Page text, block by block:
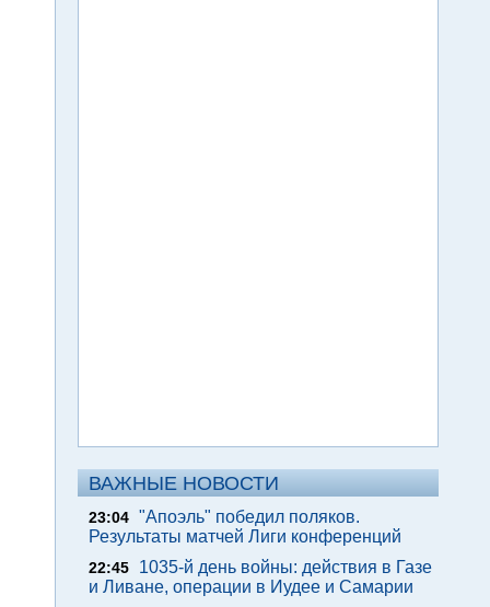
ВАЖНЫЕ НОВОСТИ
23:04 "Апоэль" победил поляков.
Результаты матчей Лиги конференций
22:45
1035-й день войны: действия в Газе
и Ливане, операции в Иудее и Самарии